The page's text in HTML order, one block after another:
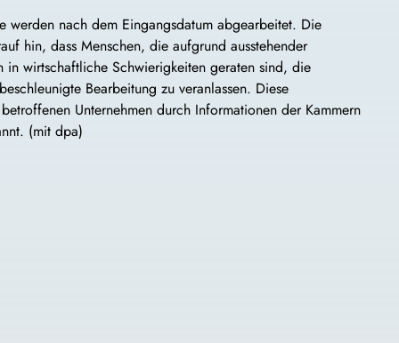
werden nach dem Eingangsdatum abgearbeitet. Die
hin, dass Menschen, die aufgrund ausstehender
in wirtschaftliche Schwierigkeiten geraten sind, die
Bearbeitung zu veranlassen. Diese
Unternehmen durch Informationen der Kammern
(mit dpa)